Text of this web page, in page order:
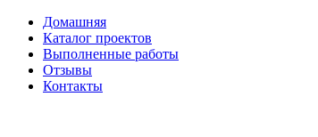
Домашняя
Каталог проектов
Выполненные работы
Отзывы
Контакты